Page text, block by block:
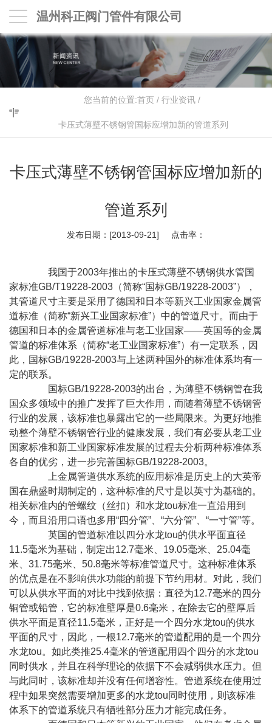
温州科正阀门管件有限公司
您当前的位置:首页/ 行业资讯/
卡压式薄壁不锈钢管国标应增加新的管道系列
卡压式薄壁不锈钢管国标应增加新的
管道系列
发布日期：[2013-09-21] 点击率：
我国于2003年推出的卡压式薄壁不锈钢供水管国
家标准GB/T19228-2003（简称“国标GB/19228-2003”），
其管道尺寸主要是采用了德国和日本等新兴工业国家金属管
道标准（简称“新兴工业国家标准”）中的管道尺寸。而由于
德国和日本的金属管道标准与老工业国家——英国等的金属
管道的标准体系（简称“老工业国家标准”）有一定联系，因
此，国标GB/19228-2003与上述两种国外的标准体系均有一
定的联系。
国标GB/19228-2003的出台，为薄壁不锈钢管在我
国众多领域中的推广发挥了巨大作用，而随着薄壁不锈钢管
行业的发展，该标准也暴露出它的一些局限来。为更好地推
动整个薄壁不锈钢管行业的健康发展，我们有必要从老工业
国家标准和新工业国家标准发展的过程去分析两种标准体系
各自的优劣，进一步完善国标GB/19228-2003。
上金属管道供水系统的应用标准是历史上的大英帝
国在鼎盛时期制定的，这种标准的尺寸是以英寸为基础的。
相关标准内的管螺纹（丝扣）和水龙tou标准一直沿用到
今，而且沿用口语也多用“四分管”、“六分管”、“一寸管”等。
英国的管道标准以四分水龙tou的供水平面直径
11.5毫米为基础，制定出12.7毫米、19.05毫米、25.04毫
米、31.75毫米、50.8毫米等标准管道尺寸。这种标准体系
的优点是在不影响供水功能的前提下节约用材。对此，我们
可以从供水平面的对比中找到依据：直径为12.7毫米的四分
铜管或铅管，它的标准壁厚是0.6毫米，在除去它的壁厚后
供水平面是直径11.5毫米，正好是一个四分水龙tou的供水
平面的尺寸，因此，一根12.7毫米的管道配用的是一个四分
水龙tou。如此类推25.4毫米的管道配用四个四分的水龙tou
同时供水，并且在科学理论的依据下不会减弱供水压力。但
与此同时，该标准却并没有任何增容性。管道系统在使用过
程中如果突然需要增加更多的水龙tou同时使用，则该标准
体系下的管道系统只有牺牲部分压力才能完成任务。